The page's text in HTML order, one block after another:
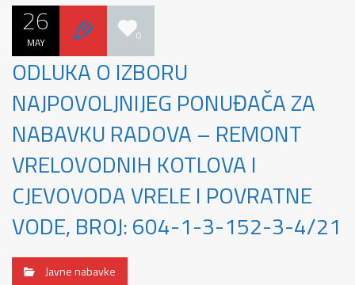
26
MAY 0
ODLUKA O IZBORU
NAJPOVOLJNIJEG PONUĐAČA ZA
NABAVKU RADOVA – REMONT
VRELOVODNIH KOTLOVA I
CJEVOVODA VRELE I POVRATNE
VODE, BROJ: 604-1-3-152-3-4/21
Javne nabavke